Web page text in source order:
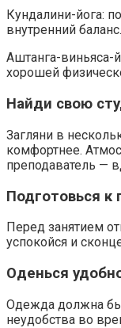
Кундалини-йога:
внутренний баланс.
Аштанга-виньяса-
хорошей
Найди свою
Загляни в
комфортнее.
преподаватель —
Подготовься к
Перед занятием
успокойся и
Оденься
Одежда должна
неудобства во